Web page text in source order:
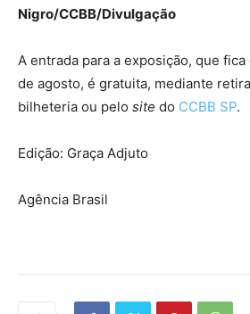
Nigro/CCBB/Divulgação
A entrada para a exposição, que
de agosto, é gratuita, mediante
bilheteria ou pelo site do CCBB SP.
Edição: Graça Adjuto
Agência Brasil